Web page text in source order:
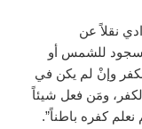
نقلاً عن
للشمس أو
وإنْ لم يكن في
ومَن فعل شيئاً
كفره باطناً”.